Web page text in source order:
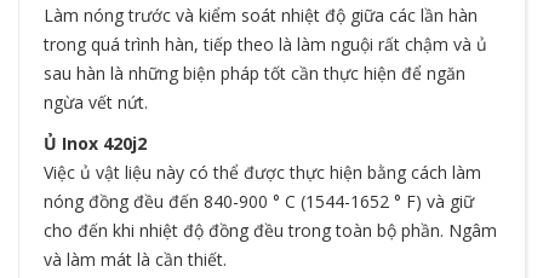
Làm nóng trước và kiểm soát nhiệt độ giữa các lần hàn
trong quá trình hàn, tiếp theo là làm nguội rất chậm và ủ
sau hàn là những biện pháp tốt cần thực hiện để ngăn
ngừa vết nứt.
Ủ Inox 420j2
Việc ủ vật liệu này có thể được thực hiện bằng cách làm
nóng đồng đều đến 840-900 ° C (1544-1652 ° F) và giữ
cho đến khi nhiệt độ đồng đều trong toàn bộ phần. Ngâm
và làm mát là cần thiết.